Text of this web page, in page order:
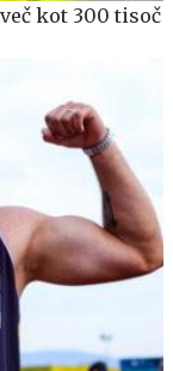
kot 300 tisoč